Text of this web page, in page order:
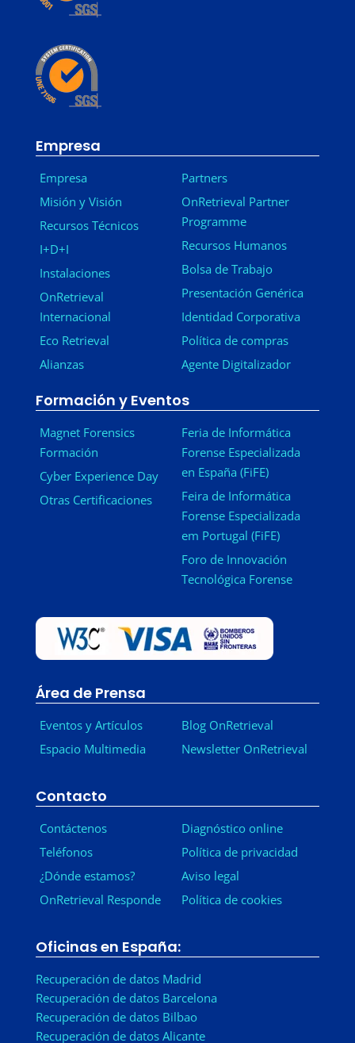
Empresa
Empresa
Misión y Visión
Recursos Técnicos
I+D+I
Instalaciones
OnRetrieval
Internacional
Eco Retrieval
Alianzas
Partners
OnRetrieval Partner
Programme
Recursos Humanos
Bolsa de Trabajo
Presentación Genérica
Identidad Corporativa
Política de compras
Agente Digitalizador
Formación y Eventos
Magnet Forensics
Formación
Cyber Experience Day
Otras Certificaciones
Feria de Informática
Forense Especializada
en España (FiFE)
Feira de Informática
Forense Especializada
em Portugal (FiFE)
Foro de Innovación
Tecnológica Forense
Área de Prensa
Eventos y Artículos
Espacio Multimedia
Blog OnRetrieval
Newsletter OnRetrieval
Contacto
Contáctenos
Teléfonos
¿Dónde estamos?
OnRetrieval Responde
Diagnóstico online
Política de privacidad
Aviso legal
Política de cookies
Oficinas en España:
Recuperación de datos Madrid
Recuperación de datos Barcelona
Recuperación de datos Bilbao
Recuperación de datos Alicante